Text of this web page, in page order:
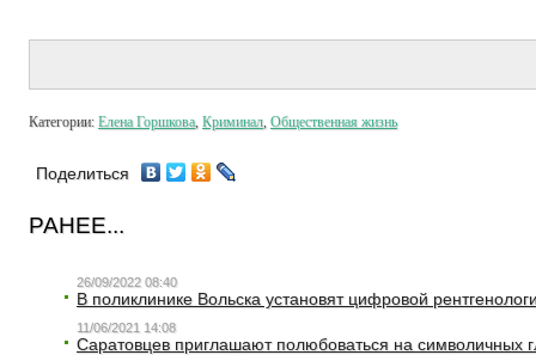
Категории: Елена Горшкова, Криминал, Общественная жизнь
Поделиться
РАНЕЕ...
26/09/2022 08:40
В поликлинике Вольска установят цифровой
11/06/2021 14:08
Саратовцев приглашают полюбоваться на символичных